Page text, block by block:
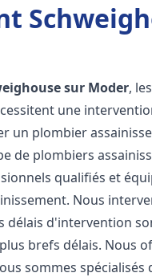
sur Moder,
une
un plombier
de plombiers
qualifiés et
Nous
délais d'intervention
brefs délais. Nous
sommes